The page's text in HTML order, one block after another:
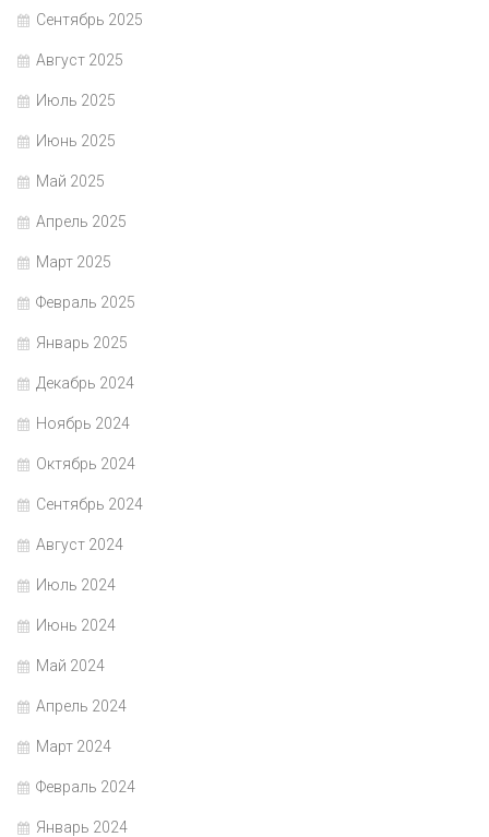
Сентябрь 2025
Август 2025
Июль 2025
Июнь 2025
Май 2025
Апрель 2025
Март 2025
Февраль 2025
Январь 2025
Декабрь 2024
Ноябрь 2024
Октябрь 2024
Сентябрь 2024
Август 2024
Июль 2024
Июнь 2024
Май 2024
Апрель 2024
Март 2024
Февраль 2024
Январь 2024